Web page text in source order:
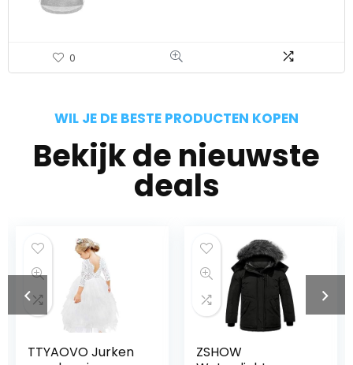
0
WIL JE DE BESTE PRODUCTEN KOPEN
Bekijk de nieuwste
deals
TTYAOVO Jurken
ZSHOW